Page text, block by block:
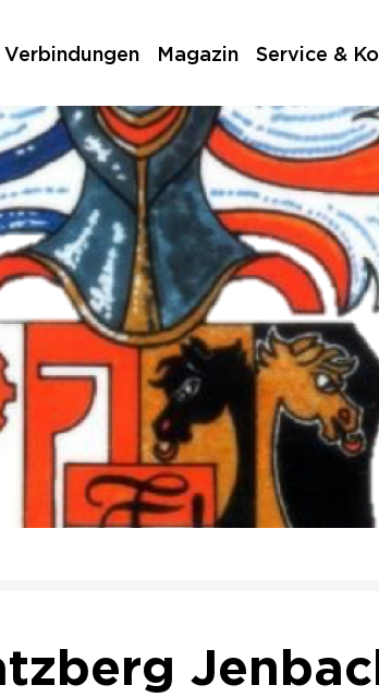
Verbindungen Magazin Service &